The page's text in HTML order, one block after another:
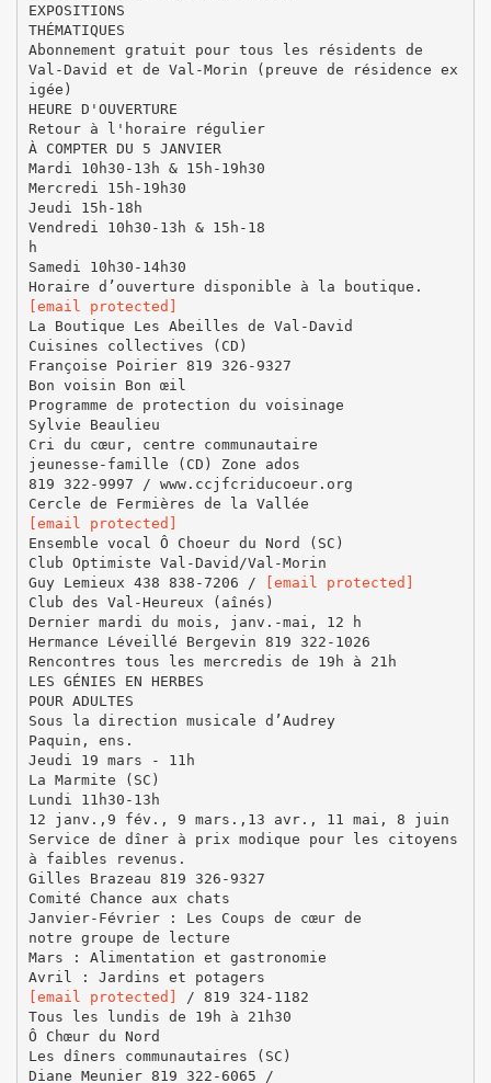
EXPOSITIONS
THÉMATIQUES
Abonnement gratuit pour tous les résidents de
Val-David et de Val-Morin (preuve de résidence ex
igée)
HEURE D'OUVERTURE
Retour à l'horaire régulier
À COMPTER DU 5 JANVIER
Mardi 10h30-13h & 15h-19h30
Mercredi 15h-19h30
Jeudi 15h-18h
Vendredi 10h30-13h & 15h-18
h
Samedi 10h30-14h30
[email protected]
La Boutique Les Abeilles de Val-David
Cuisines collectives (CD)
Françoise Poirier 819 326-9327
Bon voisin Bon œil
Programme de protection du voisinage
Sylvie Beaulieu
Cri du cœur, centre communautaire
jeunesse-famille (CD) Zone ados
819 322-9997 / www.ccjfcriducoeur.org
[email protected]
Ensemble vocal Ô Choeur du Nord (SC)
Club Optimiste Val-David/Val-Morin
Guy Lemieux 438 838-7206 /
[email protected]
Club des Val-Heureux (aînés)
Dernier mardi du mois, janv.-mai, 12 h
Hermance Léveillé Bergevin 819 322-1026
Rencontres tous les mercredis de 19h à 21h
LES GÉNIES EN HERBES
POUR ADULTES
Sous la direction musicale d’Audrey
Paquin, ens.
Jeudi 19 mars - 11h
La Marmite (SC)
Lundi 11h30-13h
12 janv.,9 fév., 9 mars.,13 avr., 11 mai, 8 juin
Service de dîner à prix modique pour les citoyens
à faibles revenus.
Gilles Brazeau 819 326-9327
Comité Chance aux chats
Janvier-Février : Les Coups de cœur de
notre groupe de lecture
Mars : Alimentation et gastronomie
[email protected]
/ 819 324-1182
Tous les lundis de 19h à 21h30
Ô Chœur du Nord
Les dîners communautaires (SC)